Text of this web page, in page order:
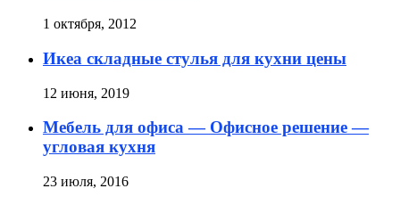
1 октября, 2012
Икеа складные стулья для кухни цены
12 июня, 2019
Мебель для офиса — Офисное решение —
угловая кухня
23 июля, 2016